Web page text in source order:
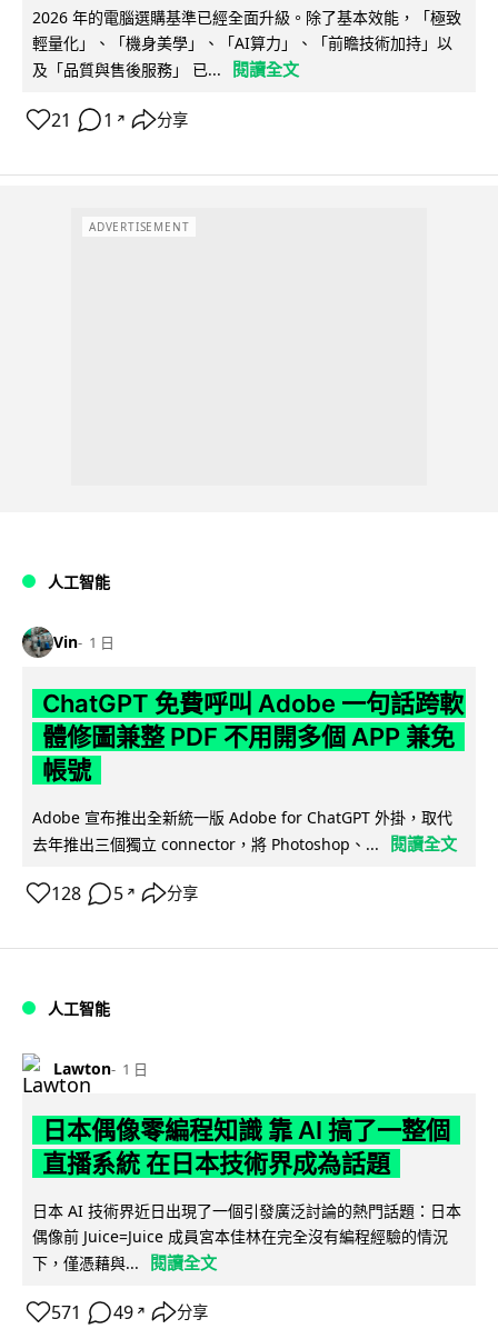
2026 年的電腦選購基準已經全面升級。除了基本效能，「極致
輕量化」、「機身美學」、「AI算力」、「前瞻技術加持」以
及「品質與售後服務」 已...
閱讀全文
21 1 ↗ 分享
ADVERTISEMENT
人工智能
Vin 1 日
ChatGPT 免費呼叫 Adobe 一句話跨軟
體修圖兼整 PDF 不用開多個 APP 兼免
帳號
Adobe 宣布推出全新統一版 Adobe for ChatGPT 外掛，取代
去年推出三個獨立 connector，將 Photoshop、...
閱讀全文
128 5 ↗ 分享
人工智能
Lawton 1 日
日本偶像零編程知識 靠 AI 搞了一整個
直播系統 在日本技術界成為話題
日本 AI 技術界近日出現了一個引發廣泛討論的熱門話題：日本
偶像前 Juice=Juice 成員宮本佳林在完全沒有編程經驗的情況
下，僅憑藉與...
閱讀全文
571 49 ↗ 分享